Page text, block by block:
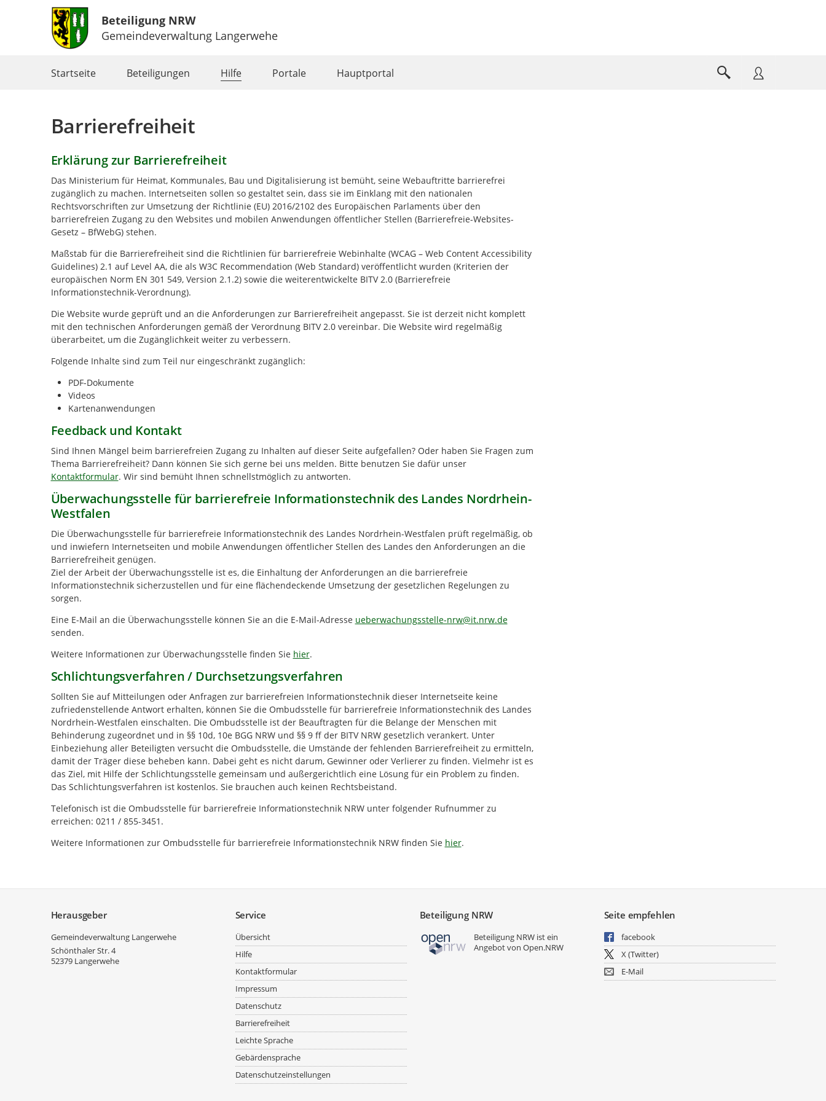
Beteiligung NRW
Gemeindeverwaltung Langerwehe
Startseite Beteiligungen Hilfe Portale Hauptportal
Barrierefreiheit
Erklärung zur Barrierefreiheit
Das Ministerium für Heimat, Kommunales, Bau und Digitalisierung ist bemüht, seine Webauftritte barrierefrei
zugänglich zu machen. Internetseiten sollen so gestaltet sein, dass sie im Einklang mit den nationalen
Rechtsvorschriften zur Umsetzung der Richtlinie (EU) 2016/2102 des Europäischen Parlaments über den
barrierefreien Zugang zu den Websites und mobilen Anwendungen öffentlicher Stellen (Barrierefreie-Websites-
Gesetz – BfWebG) stehen.
Maßstab für die Barrierefreiheit sind die Richtlinien für barrierefreie Webinhalte (WCAG – Web Content Accessibility
Guidelines) 2.1 auf Level AA, die als W3C Recommendation (Web Standard) veröffentlicht wurden (Kriterien der
europäischen Norm EN 301 549, Version 2.1.2) sowie die weiterentwickelte BITV 2.0 (Barrierefreie
Informationstechnik-Verordnung).
Die Website wurde geprüft und an die Anforderungen zur Barrierefreiheit angepasst. Sie ist derzeit nicht komplett
mit den technischen Anforderungen gemäß der Verordnung BITV 2.0 vereinbar. Die Website wird regelmäßig
überarbeitet, um die Zugänglichkeit weiter zu verbessern.
Folgende Inhalte sind zum Teil nur eingeschränkt zugänglich:
PDF-Dokumente
Videos
Kartenanwendungen
Feedback und Kontakt
Sind Ihnen Mängel beim barrierefreien Zugang zu Inhalten auf dieser Seite aufgefallen? Oder haben Sie Fragen zum
Thema Barrierefreiheit? Dann können Sie sich gerne bei uns melden. Bitte benutzen Sie dafür unser
Kontaktformular. Wir sind bemüht Ihnen schnellstmöglich zu antworten.
Überwachungsstelle für barrierefreie Informationstechnik des Landes Nordrhein-
Westfalen
Die Überwachungsstelle für barrierefreie Informationstechnik des Landes Nordrhein-Westfalen prüft regelmäßig, ob
und inwiefern Internetseiten und mobile Anwendungen öffentlicher Stellen des Landes den Anforderungen an die
Barrierefreiheit genügen.
Ziel der Arbeit der Überwachungsstelle ist es, die Einhaltung der Anforderungen an die barrierefreie
Informationstechnik sicherzustellen und für eine flächendeckende Umsetzung der gesetzlichen Regelungen zu
sorgen.
Eine E-Mail an die Überwachungsstelle können Sie an die E-Mail-Adresse ueberwachungsstelle-nrw@it.nrw.de
senden.
Weitere Informationen zur Überwachungsstelle finden Sie hier.
Schlichtungsverfahren / Durchsetzungsverfahren
Sollten Sie auf Mitteilungen oder Anfragen zur barrierefreien Informationstechnik dieser Internetseite keine
zufriedenstellende Antwort erhalten, können Sie die Ombudsstelle für barrierefreie Informationstechnik des Landes
Nordrhein-Westfalen einschalten. Die Ombudsstelle ist der Beauftragten für die Belange der Menschen mit
Behinderung zugeordnet und in §§ 10d, 10e BGG NRW und §§ 9 ff der BITV NRW gesetzlich verankert. Unter
Einbeziehung aller Beteiligten versucht die Ombudsstelle, die Umstände der fehlenden Barrierefreiheit zu ermitteln,
damit der Träger diese beheben kann. Dabei geht es nicht darum, Gewinner oder Verlierer zu finden. Vielmehr ist es
das Ziel, mit Hilfe der Schlichtungsstelle gemeinsam und außergerichtlich eine Lösung für ein Problem zu finden.
Das Schlichtungsverfahren ist kostenlos. Sie brauchen auch keinen Rechtsbeistand.
Telefonisch ist die Ombudsstelle für barrierefreie Informationstechnik NRW unter folgender Rufnummer zu
erreichen: 0211 / 855-3451.
Weitere Informationen zur Ombudsstelle für barrierefreie Informationstechnik NRW finden Sie hier.
Herausgeber
Gemeindeverwaltung Langerwehe
Schönthaler Str. 4
52379 Langerwehe
Service
Übersicht
Hilfe
Kontaktformular
Impressum
Datenschutz
Barrierefreiheit
Leichte Sprache
Gebärdensprache
Datenschutzeinstellungen
Beteiligung NRW
Beteiligung NRW ist ein
Angebot vonOpen.NRW
Seite empfehlen
facebook
X (Twitter)
E-Mail